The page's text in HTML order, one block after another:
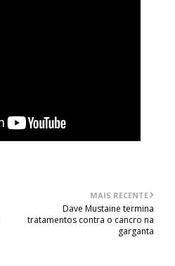
MAIS RECENTE
Dave Mustaine termina
tratamentos contra o cancro na
garganta